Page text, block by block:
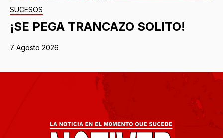
SUCESOS
¡SE PEGA TRANCAZO SOLITO!
7 Agosto 2026